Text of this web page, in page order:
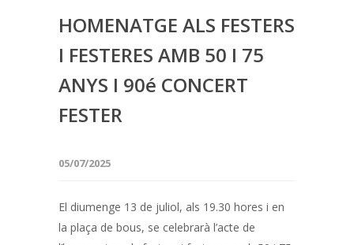
HOMENATGE ALS FESTERS
I FESTERES AMB 50 I 75
ANYS I 90é CONCERT
FESTER
05/07/2025
El diumenge 13 de juliol, als 19.30 hores i en
la plaça de bous, se celebrarà l’acte de